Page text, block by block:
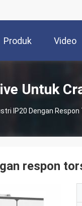
Produk Video
Untuk
IP20 Dengan
respon